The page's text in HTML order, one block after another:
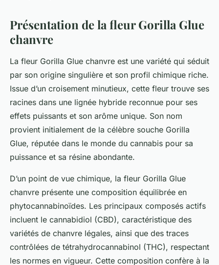
Présentation de la fleur Gorilla Glue
chanvre
La fleur Gorilla Glue chanvre est une variété qui séduit
par son origine singulière et son profil chimique riche.
Issue d’un croisement minutieux, cette fleur trouve ses
racines dans une lignée hybride reconnue pour ses
effets puissants et son arôme unique. Son nom
provient initialement de la célèbre souche Gorilla
Glue, réputée dans le monde du cannabis pour sa
puissance et sa résine abondante.
D’un point de vue chimique, la fleur Gorilla Glue
chanvre présente une composition équilibrée en
phytocannabinoïdes. Les principaux composés actifs
incluent le cannabidiol (CBD), caractéristique des
variétés de chanvre légales, ainsi que des traces
contrôlées de tétrahydrocannabinol (THC), respectant
les normes en vigueur. Cette composition confère à la